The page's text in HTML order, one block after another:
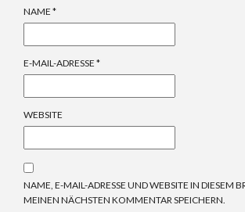
NAME *
E-MAIL-ADRESSE *
WEBSITE
NAME, E-MAIL-ADRESSE UND WEBSITE IN DIESEM
MEINEN NÄCHSTEN KOMMENTAR SPEICHERN.